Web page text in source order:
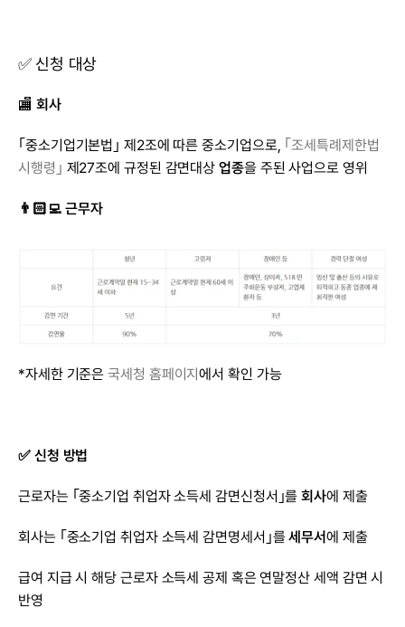
✅ 신청 대상
🏬 회사
｢중소기업기본법｣ 제2조에 따른 중소기업으로, ｢조세특례제한법
시행령｣ 제27조에 규정된 감면대상 업종을 주된 사업으로 영위
👨🏻‍💻 근무자
*자세한 기준은 국세청 홈페이지에서 확인 가능
✅ 신청 방법
근로자는 ｢중소기업 취업자 소득세 감면신청서｣를 회사에 제출
회사는 ｢중소기업 취업자 소득세 감면명세서｣를 세무서에 제출
급여 지급 시 해당 근로자 소득세 공제 혹은 연말정산 세액 감면 시
반영